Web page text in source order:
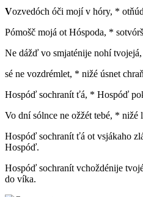
Vozvedóch óči mojí v hóry, *
Pómošč mojá ot Hóspoda, *
Ne dážď vo smjaténije nohí
sé ne vozdrémlet, * nižé úsnet
Hospóď sochranít ťá, * Hospóď
Vo dní sólnce ne ožžét tebé, * nižé
Hospóď sochranít ťá ot vsjákaho
Hospóď.
Hospóď sochranít vchoždénije
do víka.